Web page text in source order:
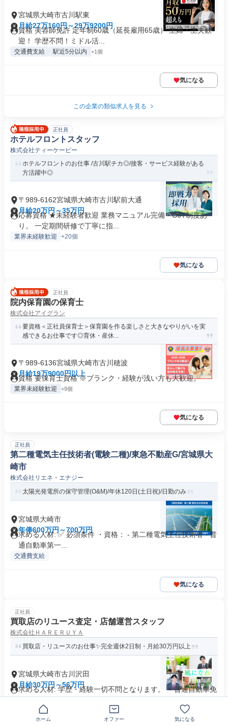
宮城県大崎市古川駅東
月給27万160円～29万9200円
資格 美容師免許 定年制60歳（延長雇用65歳） 主婦・主夫歓
迎！ 学歴不問！ミドル活...
交通費支給 駅近5分以内 +1個
気になる
この企業の類似求人を見る
正社員
ホテルフロントスタッフ
株式会社ティーケーピー
ホテルフロントのお仕事 /古川駅チカ◎/接客・サービス経験がある
方活躍中◎
〒989-6162宮城県大崎市古川駅前大通
月給20万円～35万円
応募資格 ★未経験者歓迎 業務マニュアル完備・OJT制度あ
り。 一定期間研修で丁寧に指...
業界未経験歓迎 +20個
気になる
正社員
院内保育園の保育士
株式会社アイグラン
要資格＜正社員保育士＞保育園を作る楽しさと大きなやりがいを実
感できるお仕事です◎育休・産休...
〒989-6136宮城県大崎市古川穂波
月給19万9000円以上
資格 要保育士資格 ※ブランク・経験が浅い方も大歓迎。
業界未経験歓迎 +9個
気になる
正社員
第二種電気主任技術者(電験二種)/東急不動産G/宮城県大
崎市
株式会社リエネ・エナジー
太陽光発電所の保守管理(O&M)/年休120日(土日祝)/日勤のみ
宮城県大崎市
年俸600万円～700万円
求める人材: ✅ 必須条件 ・資格： - 第二種電気主任技術者 - 普
通自動車第一...
交通費支給
気になる
正社員
買取店のリユース査定・店舗運営スタッフ
株式会社ＨＡＲＥＲＵＹＡ
買取店・リユースのお仕事✨完全週休2日制・月給30万円以上
宮城県大崎市古川沢田
月給30万円～56万円
求める人材: 学歴・経験一切不問となります。 ・普通自動車免
交通費支給
ホーム オファー 気になる